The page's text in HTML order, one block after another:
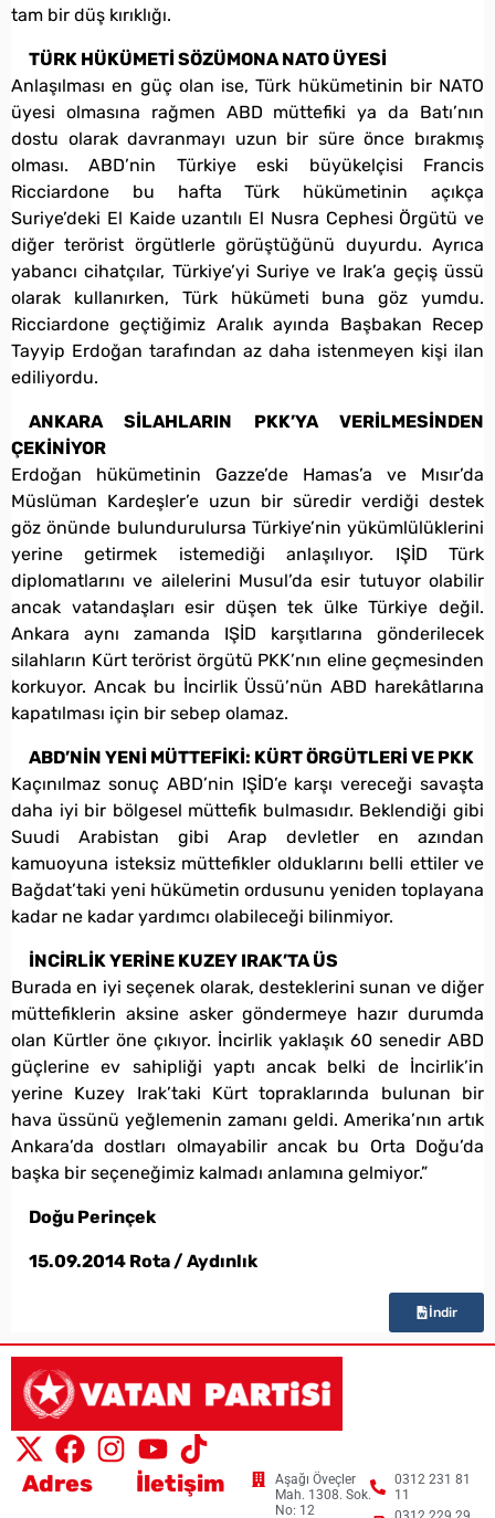
tam bir düş kırıklığı.
TÜRK HÜKÜMETİ SÖZÜMONA NATO ÜYESİ
Anlaşılması en güç olan ise, Türk hükümetinin bir NATO
üyesi olmasına rağmen ABD müttefiki ya da Batı’nın
dostu olarak davranmayı uzun bir süre önce bırakmış
olması. ABD’nin Türkiye eski büyükelçisi Francis
Ricciardone bu hafta Türk hükümetinin açıkça
Suriye’deki El Kaide uzantılı El Nusra Cephesi Örgütü ve
diğer terörist örgütlerle görüştüğünü duyurdu. Ayrıca
yabancı cihatçılar, Türkiye’yi Suriye ve Irak’a geçiş üssü
olarak kullanırken, Türk hükümeti buna göz yumdu.
Ricciardone geçtiğimiz Aralık ayında Başbakan Recep
Tayyip Erdoğan tarafından az daha istenmeyen kişi ilan
ediliyordu.
ANKARA SİLAHLARIN PKK’YA VERİLMESİNDEN
ÇEKİNİYOR
Erdoğan hükümetinin Gazze’de Hamas’a ve Mısır’da
Müslüman Kardeşler’e uzun bir süredir verdiği destek
göz önünde bulundurulursa Türkiye’nin yükümlülüklerini
yerine getirmek istemediği anlaşılıyor. IŞİD Türk
diplomatlarını ve ailelerini Musul’da esir tutuyor olabilir
ancak vatandaşları esir düşen tek ülke Türkiye değil.
Ankara aynı zamanda IŞİD karşıtlarına gönderilecek
silahların Kürt terörist örgütü PKK’nın eline geçmesinden
korkuyor. Ancak bu İncirlik Üssü’nün ABD harekâtlarına
kapatılması için bir sebep olamaz.
ABD’NİN YENİ MÜTTEFİKİ: KÜRT ÖRGÜTLERİ VE PKK
Kaçınılmaz sonuç ABD’nin IŞİD’e karşı vereceği savaşta
daha iyi bir bölgesel müttefik bulmasıdır. Beklendiği gibi
Suudi Arabistan gibi Arap devletler en azından
kamuoyuna isteksiz müttefikler olduklarını belli ettiler ve
Bağdat’taki yeni hükümetin ordusunu yeniden toplayana
kadar ne kadar yardımcı olabileceği bilinmiyor.
İNCİRLİK YERİNE KUZEY IRAK’TA ÜS
Burada en iyi seçenek olarak, desteklerini sunan ve diğer
müttefiklerin aksine asker göndermeye hazır durumda
olan Kürtler öne çıkıyor. İncirlik yaklaşık 60 senedir ABD
güçlerine ev sahipliği yaptı ancak belki de İncirlik’in
yerine Kuzey Irak’taki Kürt topraklarında bulunan bir
hava üssünü yeğlemenin zamanı geldi. Amerika’nın artık
Ankara’da dostları olmayabilir ancak bu Orta Doğu’da
başka bir seçeneğimiz kalmadı anlamına gelmiyor.”
Doğu Perinçek
15.09.2014 Rota / Aydınlık
İndir
Adres
Aşağı Öveçler
Mah. 1308. Sok.
No: 12
İletişim
0312 231 81
11